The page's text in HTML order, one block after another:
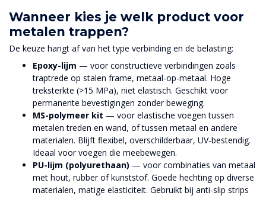
Wanneer kies je welk product voor
metalen trappen?
De keuze hangt af van het type verbinding en de belasting:
Epoxy-lijm — voor constructieve verbindingen zoals
traptrede op stalen frame, metaal-op-metaal. Hoge
treksterkte (>15 MPa), niet elastisch. Geschikt voor
permanente bevestigingen zonder beweging.
MS-polymeer kit — voor elastische voegen tussen
metalen treden en wand, of tussen metaal en andere
materialen. Blijft flexibel, overschilderbaar, UV-bestendig.
Ideaal voor voegen die meebewegen.
PU-lijm (polyurethaan) — voor combinaties van metaal
met hout, rubber of kunststof. Goede hechting op diverse
materialen, matige elasticiteit. Gebruikt bij anti-slip strips